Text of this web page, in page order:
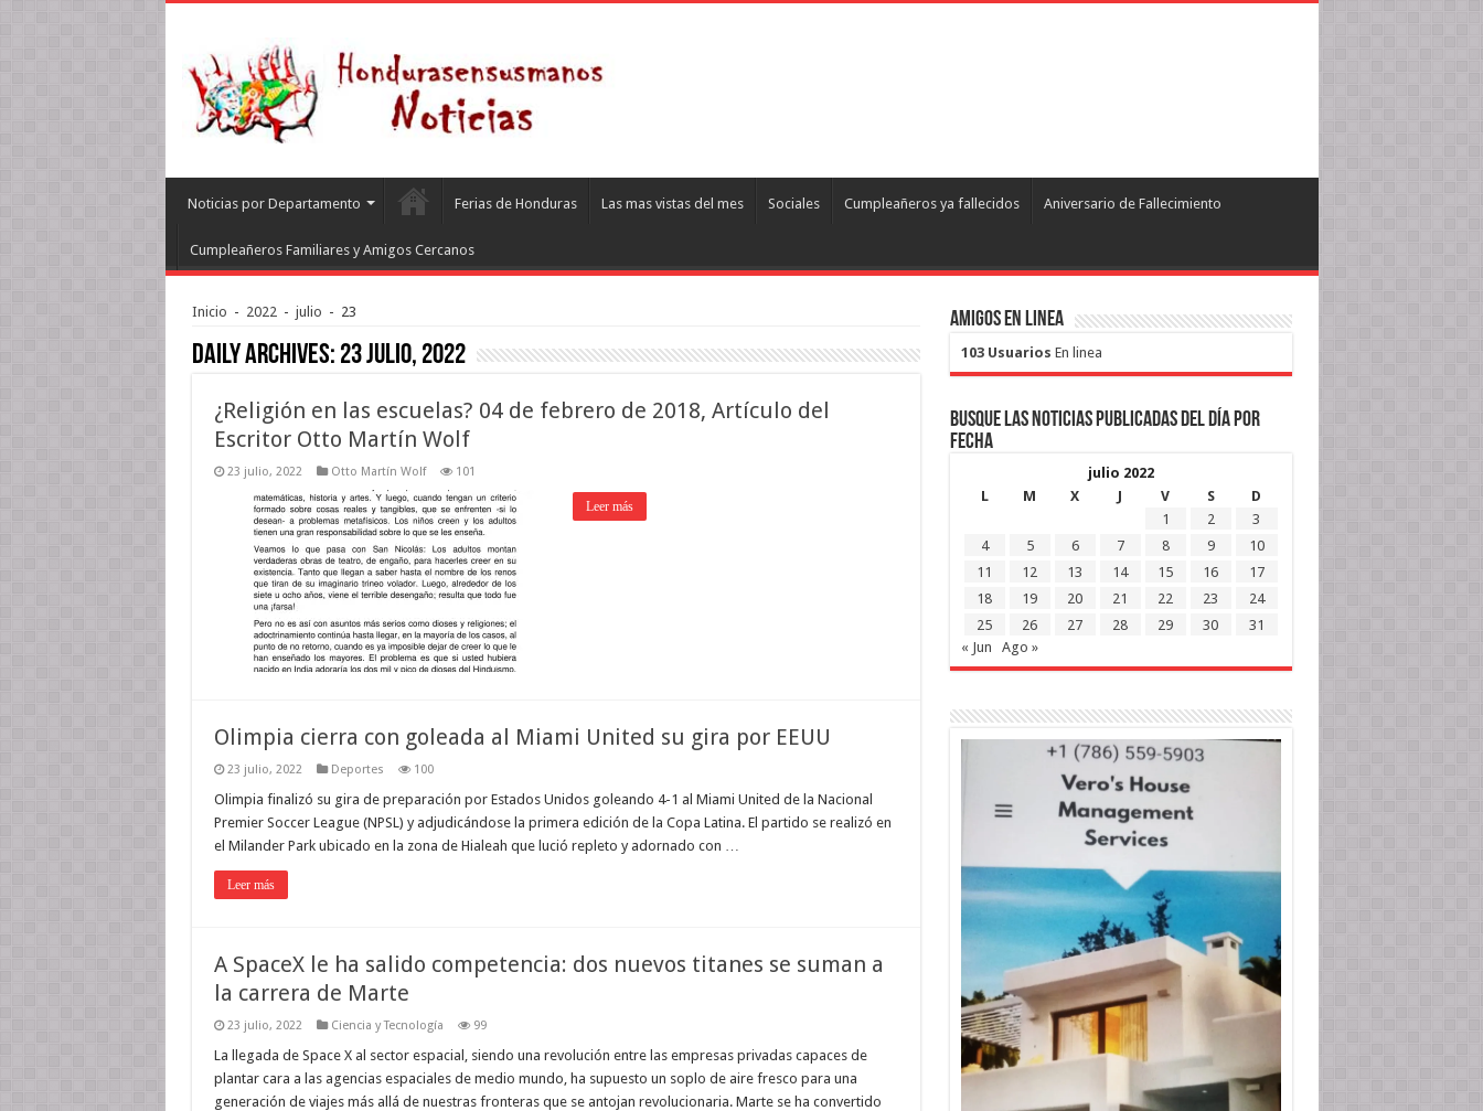
Noticias por Departamento Ferias de Honduras Las mas vistas del mes Sociales Cumpleañeros ya fallecidos Aniversario de Fallecimiento
Cumpleañeros Familiares y Amigos Cercanos
Inicio - 2022 - julio - 23
Daily Archives: 23 julio, 2022
¿Religión en las escuelas? 04 de febrero de 2018, Artículo del
Escritor Otto Martín Wolf
23 julio, 2022 Otto Martín Wolf 101
Leer más
Olimpia cierra con goleada al Miami United su gira por EEUU
23 julio, 2022 Deportes 100
Olimpia finalizó su gira de preparación por Estados Unidos goleando 4-1 al Miami United de la Nacional
Premier Soccer League (NPSL) y adjudicándose la primera edición de la Copa Latina. El partido se realizó en
el Milander Park ubicado en la zona de Hialeah que lució repleto y adornado con …
Leer más
A SpaceX le ha salido competencia: dos nuevos titanes se suman a
la carrera de Marte
23 julio, 2022 Ciencia y Tecnología 99
La llegada de Space X al sector espacial, siendo una revolución entre las empresas privadas capaces de
plantar cara a las agencias espaciales de medio mundo, ha supuesto un soplo de aire fresco para una
generación de viajes más allá de nuestras fronteras que se antojan revolucionaria. Marte se ha convertido
Amigos en Linea
103 Usuarios En linea
Busque las noticias publicadas del día por
fecha
julio 2022
L
M X J V S
D
1
2
3
4
5 6 7 8 9
10
11
12 13 14 15 16
17
18
19 20 21 22 23
24
25
26 27 28 29 30
31
« Jun
Ago »